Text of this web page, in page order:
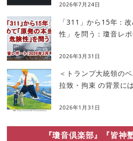
2026年7月24日
「311」から15年：
性」を問う：瓊音レ
2026年3月31日
＜トランプ大統領の
拉致・拘束 の背景に
2026年1月31日
『瓊音倶楽部』『皆神